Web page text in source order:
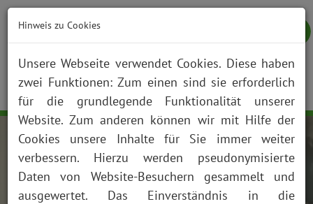
NOTFALL KONTAKT ANFAHRT JOBS SUCHE
Hinweis zu Cookies
Unsere Webseite verwendet Cookies. Diese haben
zwei Funktionen: Zum einen sind sie erforderlich
für die grundlegende Funktionalität unserer
Website. Zum anderen können wir mit Hilfe der
Cookies unsere Inhalte für Sie immer weiter
verbessern. Hierzu werden pseudonymisierte
Daten von Website-Besuchern gesammelt und
ausgewertet. Das Einverständnis in die